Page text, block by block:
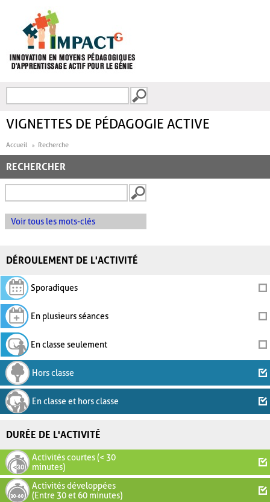
FORMULAIRE DE
VIGNETTES DE PÉDAGOGIE ACTIVE
Accueil Recherche
RECHERCHER
Voir tous les mots-clés
DÉROULEMENT DE L'ACTIVITÉ
Sporadiques
En plusieurs séances
En classe seulement
Hors classe
En classe et hors classe
DURÉE DE L'ACTIVITÉ
Activités courtes (< 30
minutes)
Activités développées
(Entre 30 et 60 minutes)